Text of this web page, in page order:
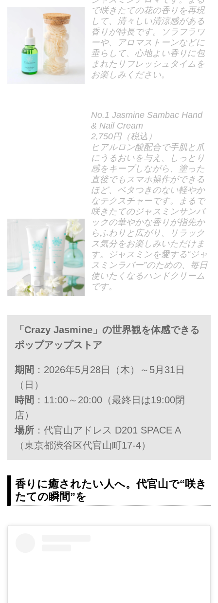
で咲きたての花の香りを再現
して、清々しい清涼感がある
香りが特長です。ソラフラワ
ーや、アロマストーンなどに
垂らして、心地よい香りに包
まれたリフレッシュタイムを
お楽しみください。
No.1 Jasmine Sambac Hand
& Nail Cream
2,750円（税込）
ヒアルロン酸配合で手肌と爪
にうるおいを与え、しっとり
感をキープしながら、塗った
直後でもスマホ操作ができる
ほど、ベタつきのない軽やか
なテクスチャーです。まるで
咲きたてのジャスミンサンバ
ックの華やかな香りが指先か
らふわりと広がり、リラック
ス気分をお楽しみいただけま
す。ジャスミンを愛する“ジャ
スミンラバー”のための、毎日
使いたくなるハンドクリーム
です。
「Crazy Jasmine」の世界観を体感できる
ポップアップストア
期間 ：2026年5月28日（木）～5月31日
（日）
時間 ：11:00～20:00（最終日は19:00閉
店）
場所：代官山アドレス D201 SPACE A
（東京都渋谷区代官山町17-4）
香りに癒されたい人へ。代官山で“咲き
たての瞬間”を